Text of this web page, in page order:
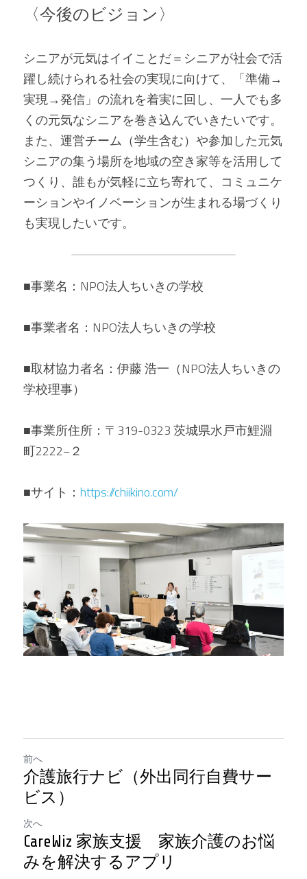
〈今後のビジョン〉
シニアが元気はイイことだ＝シニアが社会で活
躍し続けられる社会の実現に向けて、「準備→
実現→発信」の流れを着実に回し、一人でも多
くの元気なシニアを巻き込んでいきたいです。
また、運営チーム（学生含む）や参加した元気
シニアの集う場所を地域の空き家等を活用して
つくり、誰もが気軽に立ち寄れて、コミュニケ
ーションやイノベーションが生まれる場づくり
も実現したいです。
■事業名：NPO法人ちいきの学校
■事業者名：NPO法人ちいきの学校
■取材協力者名：伊藤 浩一（NPO法人ちいきの
学校理事）
■事業所住所：〒319-0323 茨城県水戸市鯉淵
町2222−２
■サイト： https://chiikino.com/
前へ
介護旅行ナビ（外出同行自費サー
ビス）
次へ
CareWiz 家族支援 家族介護のお悩
みを解決するアプリ